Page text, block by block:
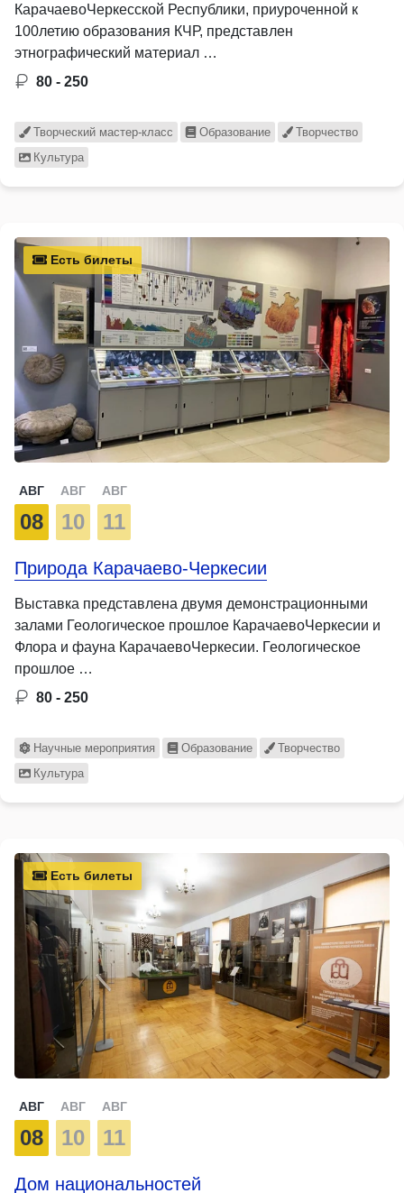
КарачаевоЧеркесской Республики, приуроченной к
100летию образования КЧР, представлен
этнографический материал …
80 - 250
Творческий мастер-класс Образование
Творчество
Культура
Есть билеты
АВГ
08
АВГ
10
АВГ
11
Природа Карачаево-Черкесии
Выставка представлена двумя демонстрационными
залами Геологическое прошлое КарачаевоЧеркесии и
Флора и фауна КарачаевоЧеркесии. Геологическое
прошлое …
80 - 250
Научные мероприятия Образование
Творчество
Культура
Есть билеты
АВГ
08
АВГ
10
АВГ
11
Дом национальностей